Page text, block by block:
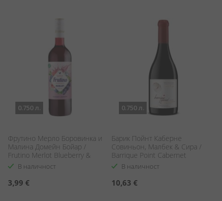
0.750 л.
Фрутино Мерло Боровинка и
Малина Домейн Бойар /
Frutino Merlot Blueberry &
Raspberry Domaine Boyar
В наличност
3,99 €
0.750 л.
Барик Пойнт Каберне
Совиньон, Малбек & Сира /
Barrique Point Cabernet
Sauvignon, Malbec & Syrah
В наличност
10,63 €